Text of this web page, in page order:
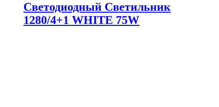
Светодиодный Светильник
1280/4+1 WHITE 75W